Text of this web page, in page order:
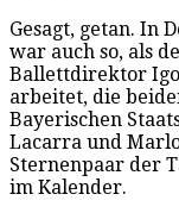
Gesagt, getan. In
war auch so, als
Ballettdirektor
arbeitet, die
Bayerischen
Lacarra und
Sternenpaar der
im Kalender.